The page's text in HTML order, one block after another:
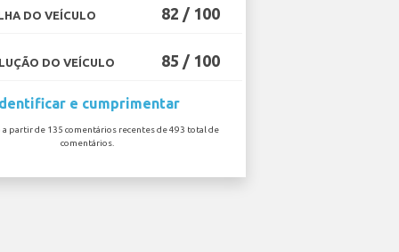
DO VEÍCULO 82 / 100
DO VEÍCULO 85 / 100
e cumprimentar
a partir de 135 comentários recentes de 493 total de
comentários.